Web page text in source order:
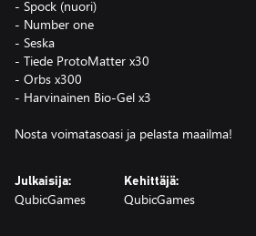
- Spock (nuori)
- Number one
- Seska
- Tiede ProtoMatter x30
- Orbs x300
- Harvinainen Bio-Gel x3
Nosta voimatasoasi ja pelasta maailma!
Julkaisija:
QubicGames
Kehittäjä:
QubicGames